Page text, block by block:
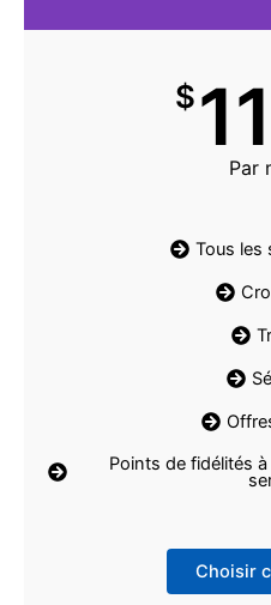
$
Par
Tous les
Points de fidélités
Choisir